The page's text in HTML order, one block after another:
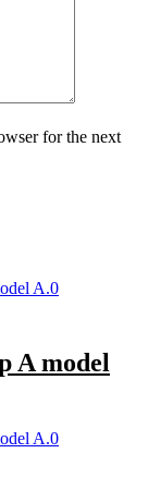
for the next
A model